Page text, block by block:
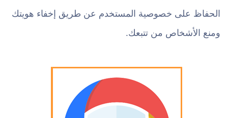
الحفاظ على خصوصية المستخدم عن طريق إخفاء هويتك
ومنع الأشخاص من تتبعك.